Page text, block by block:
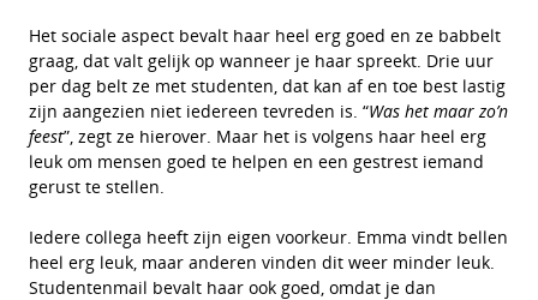
Het sociale aspect bevalt haar heel erg goed en ze babbelt
graag, dat valt gelijk op wanneer je haar spreekt. Drie uur
per dag belt ze met studenten, dat kan af en toe best lastig
zijn aangezien niet iedereen tevreden is. “Was het maar zo’n
feest”, zegt ze hierover. Maar het is volgens haar heel erg
leuk om mensen goed te helpen en een gestrest iemand
gerust te stellen.
Iedere collega heeft zijn eigen voorkeur. Emma vindt bellen
heel erg leuk, maar anderen vinden dit weer minder leuk.
Studentenmail bevalt haar ook goed, omdat je dan